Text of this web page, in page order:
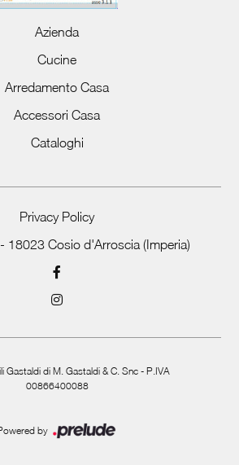
Azienda
Cucine
Arredamento Casa
Accessori Casa
Cataloghi
Privacy Policy
18023 Cosio d'Arroscia (Imperia)
Gastaldi di M. Gastaldi & C. Snc - P.IVA
00866400088
by